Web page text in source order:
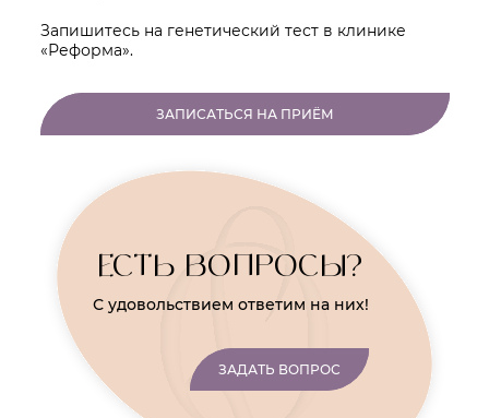
Запишитесь на генетический тест в клинике
«Реформа».
ЗАПИСАТЬСЯ НА ПРИЁМ
ЕСТЬ ВОПРОСЫ?
С удовольствием ответим на них!
ЗАДАТЬ ВОПРОС